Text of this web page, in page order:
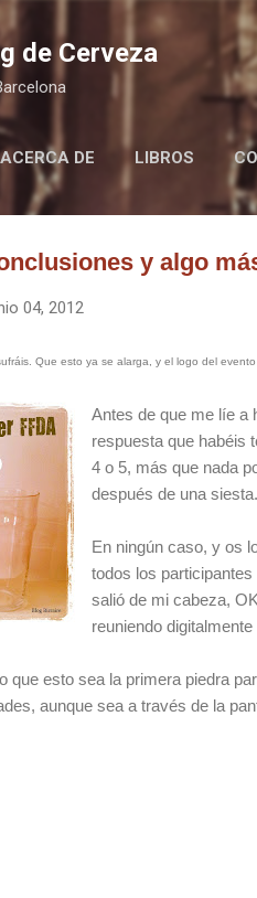
Ir
de Cerveza
ACERCA DE LIBROS
y algo
04, 2012
Que esto ya se alarga, y el logo del
Antes de que me líe a
respuesta que habéis
4 o 5, más que nada
después de una siesta.
En ningún caso, y os
todos los
salió de mi cabeza,
reuniendo
que esto sea la primera piedra
aunque sea a través de la